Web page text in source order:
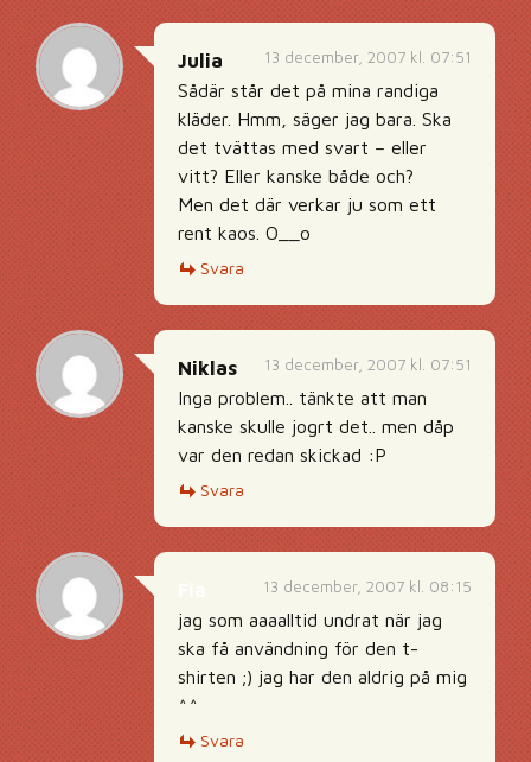
13 december, 2007 kl. 07:51
Julia
Sådär står det på mina randiga
kläder. Hmm, säger jag bara. Ska
det tvättas med svart – eller
vitt? Eller kanske både och?
Men det där verkar ju som ett
rent kaos. O__o
Svara
13 december, 2007 kl. 07:51
Niklas
Inga problem.. tänkte att man
kanske skulle jogrt det.. men dåp
var den redan skickad :P
Svara
13 december, 2007 kl. 08:15
jag som aaaalltid undrat när jag
ska få användning för den t-
shirten ;) jag har den aldrig på mig
^^
Svara